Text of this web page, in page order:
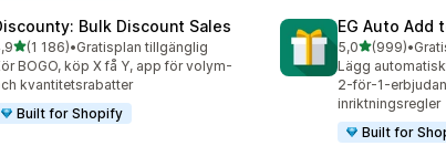
Bulk Discount Sales
av 5 stjärnor
(1 186)
recensioner totalt
•Gratisplan tillgänglig
BOGO, köp X få Y, app för volym-
kvantitetsrabatter
Built for Shopify
EG Auto Add
5,0av 5 stjärnor
(999)
999 recensioner
•
Lägg
2-för-1-
inriktningsregler
Built for